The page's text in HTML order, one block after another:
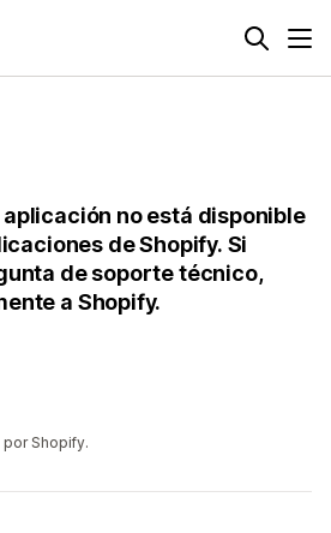
no está disponible
de Shopify. Si
de soporte técnico,
a Shopify.
Shopify.